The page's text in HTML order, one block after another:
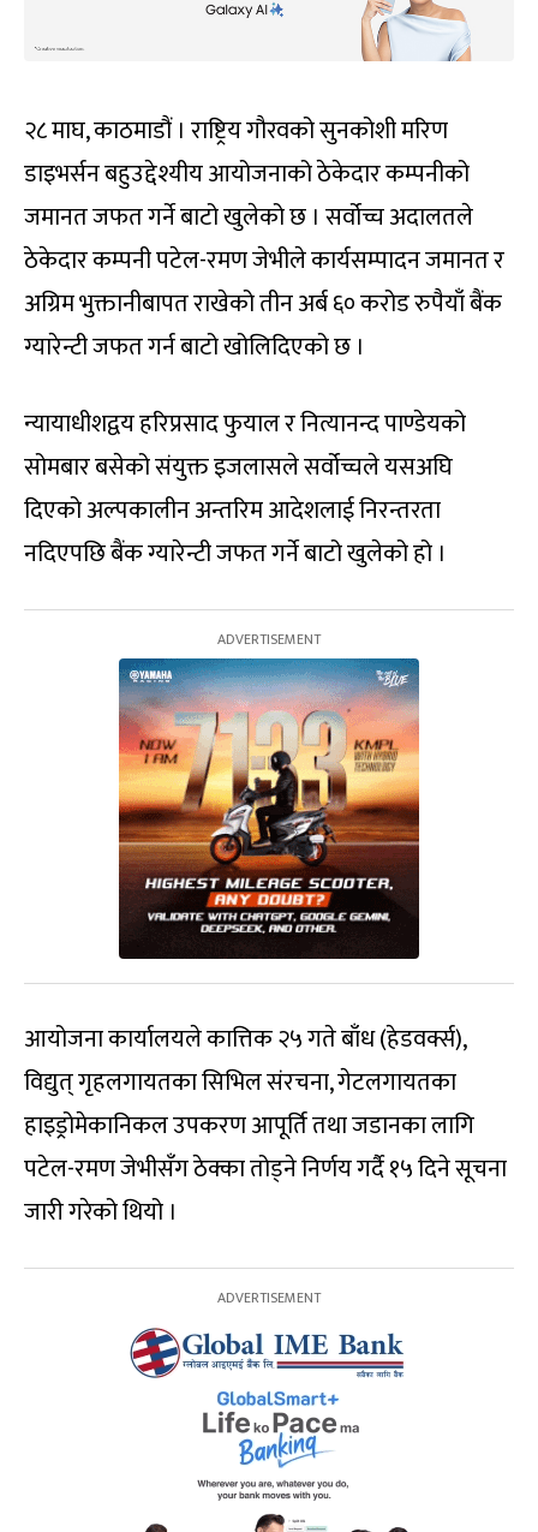
२८ माघ, काठमाडौं । राष्ट्रिय गौरवको सुनकोशी मरिण
डाइभर्सन बहुउद्देश्यीय आयोजनाको ठेकेदार कम्पनीको
जमानत जफत गर्ने बाटो खुलेको छ । सर्वोच्च अदालतले
ठेकेदार कम्पनी पटेल-रमण जेभीले कार्यसम्पादन जमानत र
अग्रिम भुक्तानीबापत राखेको तीन अर्ब ६० करोड रुपैयाँ बैंक
ग्यारेन्टी जफत गर्न बाटो खोलिदिएको छ ।
न्यायाधीशद्वय हरिप्रसाद फुयाल र नित्यानन्द पाण्डेयको
सोमबार बसेको संयुक्त इजलासले सर्वोच्चले यसअघि
दिएको अल्पकालीन अन्तरिम आदेशलाई निरन्तरता
नदिएपछि बैंक ग्यारेन्टी जफत गर्ने बाटो खुलेको हो ।
आयोजना कार्यालयले कात्तिक २५ गते बाँध (हेडवर्क्स),
विद्युत् गृहलगायतका सिभिल संरचना, गेटलगायतका
हाइड्रोमेकानिकल उपकरण आपूर्ति तथा जडानका लागि
पटेल-रमण जेभीसँग ठेक्का तोड्ने निर्णय गर्दै १५ दिने सूचना
जारी गरेको थियो ।